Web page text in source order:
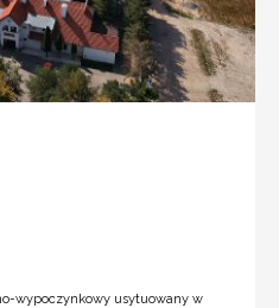
wypoczynkowy usytuowany w